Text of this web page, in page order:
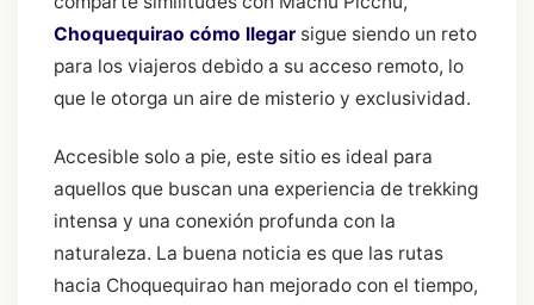
Choquequirao cómo llegar sigue siendo un reto
para los viajeros debido a su acceso remoto, lo
que le otorga un aire de misterio y exclusividad.
Accesible solo a pie, este sitio es ideal para
aquellos que buscan una experiencia de trekking
intensa y una conexión profunda con la
naturaleza. La buena noticia es que las rutas
hacia Choquequirao han mejorado con el tiempo,